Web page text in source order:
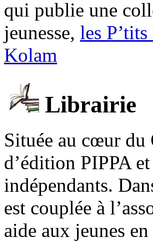
qui publie une
jeunesse, les
Kolam
Librairie
Située au cœur du
d’édition PIPPA
indépendants.
est couplée à
aide aux jeunes